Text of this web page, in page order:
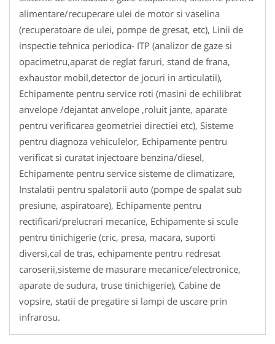
alimentare/recuperare ulei de motor si vaselina
(recuperatoare de ulei, pompe de gresat, etc), Linii de
inspectie tehnica periodica- ITP (analizor de gaze si
opacimetru,aparat de reglat faruri, stand de frana,
exhaustor mobil,detector de jocuri in articulatii),
Echipamente pentru service roti (masini de echilibrat
anvelope /dejantat anvelope ,roluit jante, aparate
pentru verificarea geometriei directiei etc), Sisteme
pentru diagnoza vehiculelor, Echipamente pentru
verificat si curatat injectoare benzina/diesel,
Echipamente pentru service sisteme de climatizare,
Instalatii pentru spalatorii auto (pompe de spalat sub
presiune, aspiratoare), Echipamente pentru
rectificari/prelucrari mecanice, Echipamente si scule
pentru tinichigerie (cric, presa, macara, suporti
diversi,cal de tras, echipamente pentru redresat
caroserii,sisteme de masurare mecanice/electronice,
aparate de sudura, truse tinichigerie), Cabine de
vopsire, statii de pregatire si lampi de uscare prin
infrarosu.